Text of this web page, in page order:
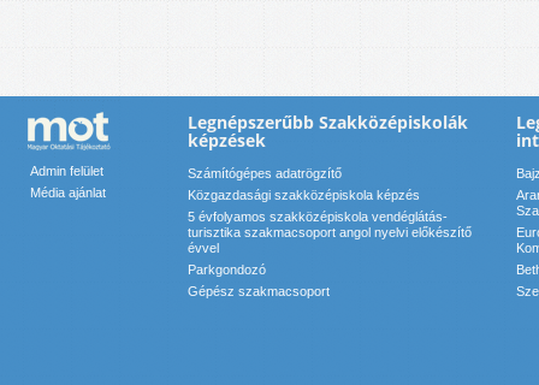
Admin felület
Média ajánlat
Legnépszerűbb Szakközépiskolák
képzések
Számítógépes adatrögzítő
Közgazdasági szakközépiskola képzés
5 évfolyamos szakközépiskola vendéglátás-
turisztika szakmacsoport angol nyelvi előkészítő
évvel
Parkgondozó
Gépész szakmacsoport